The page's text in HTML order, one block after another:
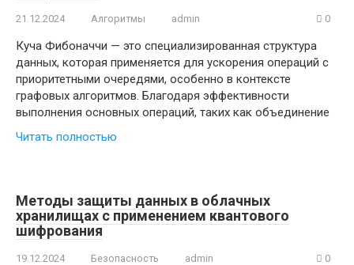
21.12.2024 Алгоритмы admin 0
Куча Фибоначчи — это специализированная структура
данных, которая применяется для ускорения операций с
приоритетными очередями, особенно в контексте
графовых алгоритмов. Благодаря эффективности
выполнения основных операций, таких как объединение
Читать полностью
Методы защиты данных в облачных
хранилищах с применением квантового
шифрования
19.12.2024 Безопасность admin 0